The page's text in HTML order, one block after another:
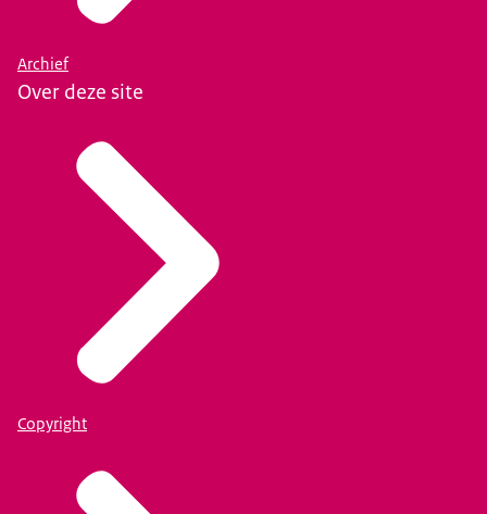
Archief
Over deze site
Copyright